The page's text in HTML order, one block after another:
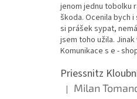
jenom jednu tobolku
škoda. Ocenila bych
si prášek sypat,
jsem toho užila. Jinak
Komunikace s e -
Hodnocení produktu
| Milan